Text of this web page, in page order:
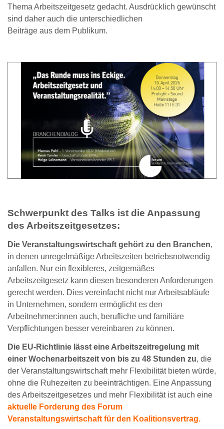
Thema Arbeitszeitgesetz gedacht. Ausdrücklich gewünscht
sind daher auch die unterschiedlichen
Beiträge aus dem Publikum.
Schwerpunkt des Talks ist die Anpassung
des Arbeitszeitgesetzes:
Die Veranstaltungswirtschaft gehört zu den Branchen,
in denen unregelmäßige Arbeitszeiten betriebsnotwendig
anfallen. Nur ein flexibleres, zeitgemäßes
Arbeitszeitgesetz kann diesen besonderen Anforderungen
gerecht werden. Dies vereinfacht nicht nur Arbeitsabläufe
in Unternehmen, sondern ermöglicht es den
Arbeitnehmer:innen auch, berufliche und familiäre
Verpflichtungen besser vereinbaren zu können.
Die EU-Richtlinie lässt eine Arbeitszeitregelung mit
einer Wochenarbeitszeit von bis zu 48 Stunden zu, die
der Veranstaltungswirtschaft mehr Flexibilität bieten würde,
ohne die Ruhezeiten zu beeinträchtigen. Eine Anpassung
des Arbeitszeitgesetzes und mehr Flexibilität ist auch eine
aktuelle Forderung des Forum
Veranstaltungswirtschaft für den Koalitionsvertrag.